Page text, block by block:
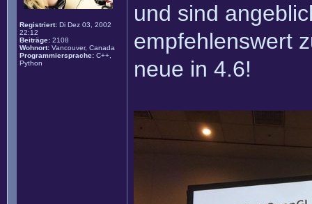
Registriert: Di Dez 03, 2002
22:12
Beiträge: 2108
Wohnort: Vancouver, Canada
Programmiersprache: C++,
Python
und sind
empfehlenswert
neue in 4.6!